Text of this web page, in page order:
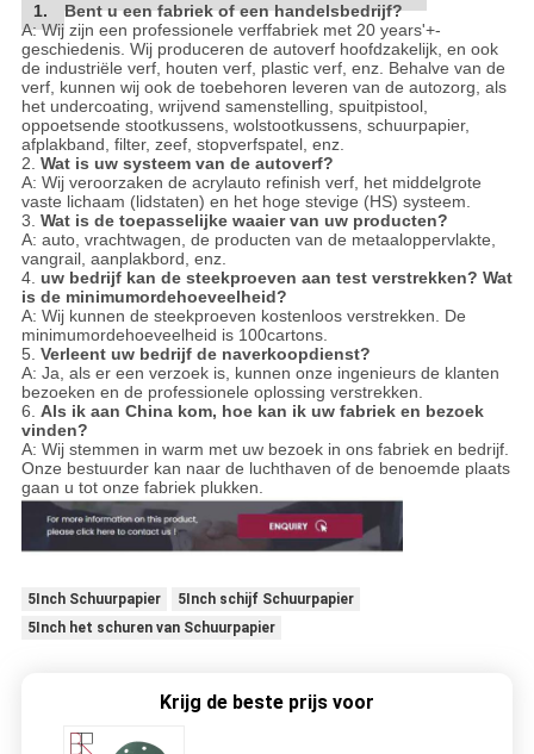
1.
Bent u een fabriek of een handelsbedrijf?
A: Wij zijn een professionele verffabriek met 20 years'+-
geschiedenis. Wij produceren de autoverf hoofdzakelijk, en ook
de industriële verf, houten verf, plastic verf, enz. Behalve van de
verf, kunnen wij ook de toebehoren leveren van de autozorg, als
het undercoating, wrijvend samenstelling, spuitpistool,
oppoetsende stootkussens, wolstootkussens, schuurpapier,
afplakband, filter, zeef, stopverfspatel, enz.
2. Wat is uw systeem van de autoverf?
A: Wij veroorzaken de acrylauto refinish verf, het middelgrote
vaste lichaam (lidstaten) en het hoge stevige (HS) systeem.
3. Wat is de toepasselijke waaier van uw producten?
A: auto, vrachtwagen, de producten van de metaaloppervlakte,
vangrail, aanplakbord, enz.
4. uw bedrijf kan de steekproeven aan test verstrekken? Wat
is de minimumordehoeveelheid?
A: Wij kunnen de steekproeven kostenloos verstrekken. De
minimumordehoeveelheid is 100cartons.
5. Verleent uw bedrijf de naverkoopdienst?
A: Ja, als er een verzoek is, kunnen onze ingenieurs de klanten
bezoeken en de professionele oplossing verstrekken.
6. Als ik aan China kom, hoe kan ik uw fabriek en bezoek
vinden?
A: Wij stemmen in warm met uw bezoek in ons fabriek en bedrijf.
Onze bestuurder kan naar de luchthaven of de benoemde plaats
gaan u tot onze fabriek plukken.
5Inch Schuurpapier
5Inch schijf Schuurpapier
5Inch het schuren van Schuurpapier
Krijg de beste prijs voor